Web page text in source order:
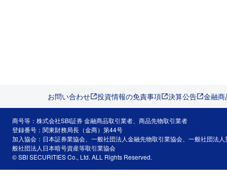
お問い合わせ 投資情報の免責事項 決算公告 金融
商号等：株式会社SBI証券 金融商品取引業者、商品先物取引業者
登録番号：関東財務局長（金商）第44号
加入協会：日本証券業協会、一般社団法人金融先物取引業協会、一般社団法
般社団法人日本暗号資産等取引業協会
© SBI SECURITIES Co., Ltd. ALL Rights Reserved.